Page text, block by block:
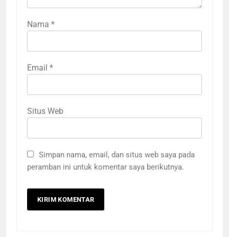
Nama *
Email *
Situs Web
Simpan nama, email, dan situs web saya pada
peramban ini untuk komentar saya berikutnya.